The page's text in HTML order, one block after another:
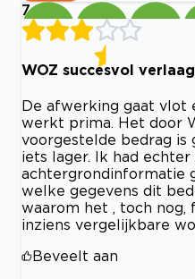
7
WOZ succesvol
De afwerking gaat vlot
werkt prima. Het door
voorgestelde bedrag is
iets lager. Ik had echter
achtergrondinformatie
welke gegevens dit
waarom het , toch nog,
inziens vergelijkbare
Beveelt aan